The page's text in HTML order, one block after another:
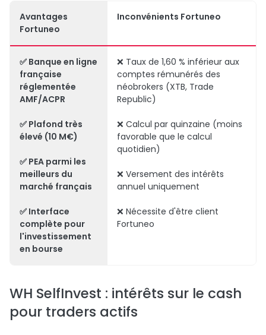
Avantages
Fortuneo
Inconvénients Fortuneo
✅ Banque en ligne
française
réglementée
AMF/ACPR
✅ Plafond très
élevé (10 M€)
✅ PEA parmi les
meilleurs du
marché français
✅ Interface
complète pour
l'investissement
en bourse
❌ Taux de 1,60 % inférieur aux
comptes rémunérés des
néobrokers (XTB, Trade
Republic)
❌ Calcul par quinzaine (moins
favorable que le calcul
quotidien)
❌ Versement des intérêts
annuel uniquement
❌ Nécessite d'être client
Fortuneo
WH SelfInvest : intérêts sur le cash
pour traders actifs